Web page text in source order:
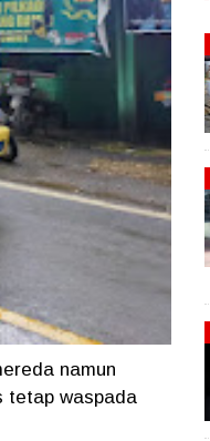
namun
tetap waspada